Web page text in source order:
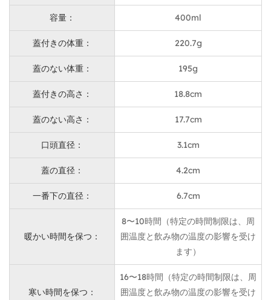
除が簡単になり、カップ衛生を維持し、長期的に使用す
るために良好な状態になります。
材料とプロセス
316ステンレス鋼は、酸とアルカリに対する並外れた耐
性を提供し、さまざまな飲み物と接触すると有害な物質
が放出されないようにし、飲み物の純度を維持します。
304ステンレス鋼は、優れた腐食抵抗、耐摩耗性に耐
え、長期使用のための光沢のある滑らかな外観を維持し
蓋は、高品質の非毒性プラスチックで作られており、耐
久性と安全性を確保し、簡単に運ぶための便利なハンド
ループが付属しています。
カスタマイズ可能なコンテンツ
カスタマイズ可能なカップ色
真空サーモボディカラーのカスタマイズプロセスの詳細
については、より詳細な紹介を次に示します。
https://www.aijunware.com/news/industry-
容量： 400ml
蓋付きの体重： 220.7g
蓋のない体重： 195g
蓋付きの高さ： 18.8cm
蓋のない高さ： 17.7cm
口頭直径： 3.1cm
蓋の直径： 4.2cm
一番下の直径： 6.7cm
暖かい時間を保つ：
8〜10時間（特定の時間制限は、周
囲温度と飲み物の温度の影響を受け
ます）
寒い時間を保つ：
16〜18時間（特定の時間制限は、周
囲温度と飲み物の温度の影響を受け